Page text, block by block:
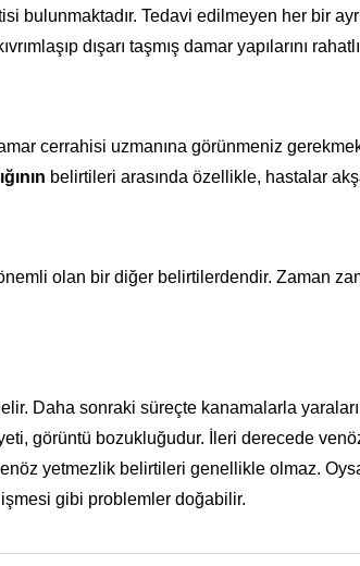
bulunmaktadır. Tedavi edilmeyen her bir
dışarı taşmış damar yapılarını
cerrahisi uzmanına görünmeniz
belirtileri arasında özellikle, hastalar
olan bir diğer belirtilerdendir. Zaman
Daha sonraki süreçte kanamalarla
görüntü bozukluğudur. İleri derecede
yetmezlik belirtileri genellikle olmaz.
gibi problemler doğabilir.